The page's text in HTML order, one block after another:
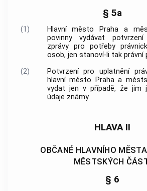
§ 5a
(1) Hlavní město Praha a
povinny vydávat
zprávy pro potřeby
osob, jen stanoví-li tak právní
(2)
Potvrzení pro uplatnění
hlavní město Prahaa
vydat jen v případě, že jim
údaje známy.
HLAVA II
OBČANÉ HLAVNÍHO
MĚSTSKÝCH
§ 6